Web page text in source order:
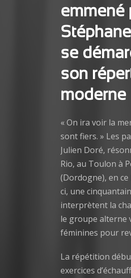
emmené
se
son
moderne
« On ira voir la
sont fiers. » Les
Julien Doré,
Rio, au Toulon à
(Dordogne), en
ci, une
interprètent la
le groupe alterne
féminines pour
La répétition
exercices